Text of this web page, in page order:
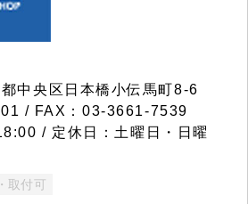
中央区日本橋小伝馬町8-6
/ FAX：03-3661-7539
/ 定休日：土曜日・日曜
取付可